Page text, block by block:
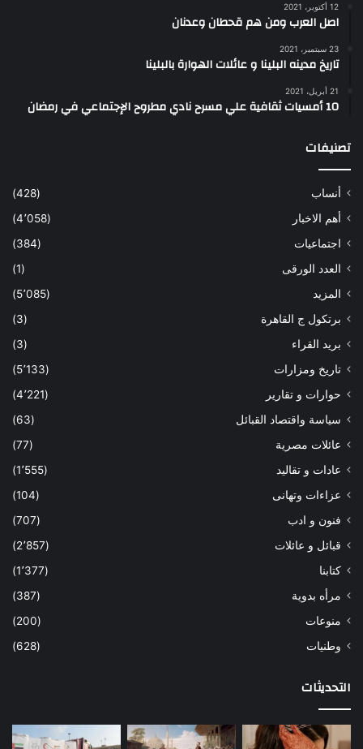
12 أكتوبر، 2021
اصل العرب ومن هم قحطان وعدنان
23 سبتمبر، 2021
تاريخ مدينه البلينا و عائلات الهوارة بالبلينا
21 أبريل، 2021
10 أمسيات ثقافية علي مسرح نادي مطروح الإجتماعي في رمضان
تصنيفات
أنساب
(428)
أهم الاخبار
(4٬058)
اجتماعيات
(384)
العدد الورقى
(1)
المزيد
(5٬085)
برتكول ج القاهرة
(3)
بريد القراء
(3)
تاريخ ومزارات
(5٬133)
حوارات و تقارير
(4٬221)
سياسة واقتصاد القبائل
(63)
عائلات مصرية
(77)
عادات و تقاليد
(1٬555)
عزاءات وتهانى
(104)
فنون و ادب
(707)
قبائل و عائلات
(2٬857)
كتابنا
(1٬377)
مرأه بدوية
(387)
منوعات
(200)
وطنيات
(628)
التحديثات